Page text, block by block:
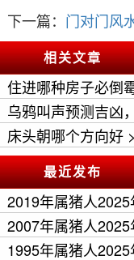
下一篇： 门对门风
相关文章
住进哪种房子必倒
乌鸦叫声预测吉凶
床头朝哪个方向好
最近发布
2019年属猪人
每月运程 >>
2007年属猪人
每月运程 >>
1995年属猪人